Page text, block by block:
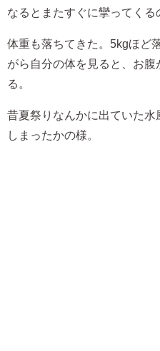
なるとまたすぐに攣ってくる
体重も落ちてきた。5kgほど
がら自分の体を見ると、お
る。
昔夏祭りなんかに出ていた
しまったかの様。